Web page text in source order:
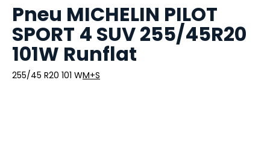
Pneu MICHELIN PILOT
SPORT 4 SUV 255/45R20
101W Runflat
255/45 R20 101 WM+S